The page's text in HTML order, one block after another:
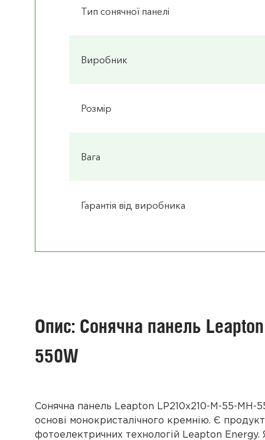
Тип сонячної панелі
Виробник
Розмір
Вага
Гарантія від виробника
Опис: Сонячна панель
550W
Сонячна панель Leapton LP210x210-M-55-MH-
основі монокристалічного кремнію. Є
фотоелектричних технологій Leapton